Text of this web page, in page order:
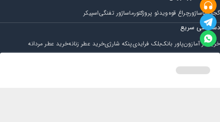
گجتماساژورچراغ قوهویدئو پروژکتورماساژور تفنگیاسپیکر
دسترسی سریع
خرید از آمازونپاور بانکبلک فرایدیپنکه شارژیخرید عطر زنانهخرید عطر مردانه
مجله ایران باباحساب کاربری